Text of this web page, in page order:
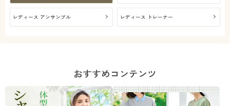
レディース アンサンブル レディース トレーナー
おすすめコンテンツ